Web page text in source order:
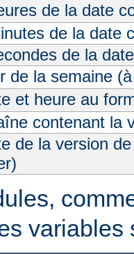
de la date
de la date
de la
de la semaine
et heure au
contenant la
de la version
variables